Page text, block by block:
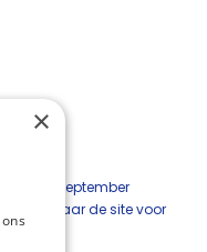
2025
op 25 september
de link naar de site voor
×